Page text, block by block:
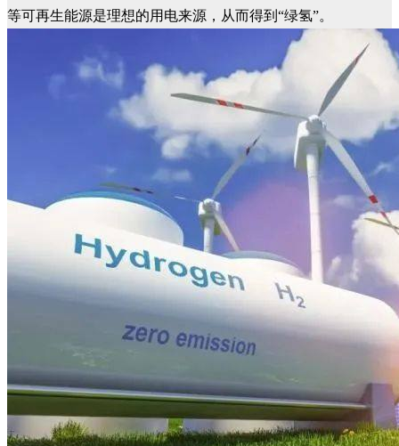
等可再生能源是理想的用电来源，从而得到“绿氢”。